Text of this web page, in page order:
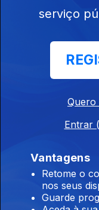
serviço
Quero
Entrar
Vantagens
Retome o
nos seus
Guarde